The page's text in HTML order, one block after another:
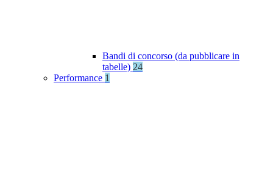
Bandi di concorso (da pubblicare in
tabelle) 24
Performance 1